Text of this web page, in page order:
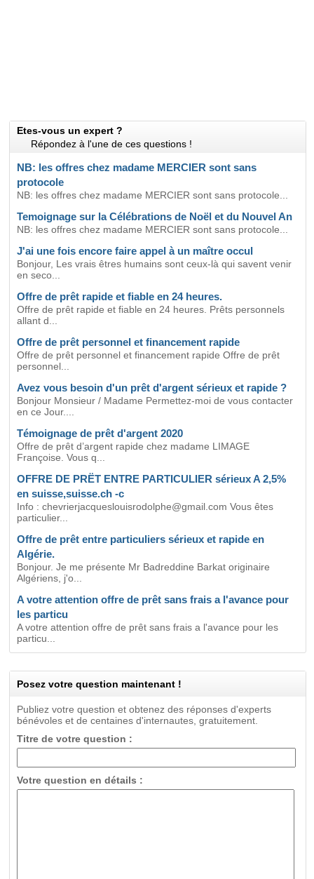
Etes-vous un expert ?
Répondez à l'une de ces questions !
NB: les offres chez madame MERCIER sont sans
protocole
NB: les offres chez madame MERCIER sont sans protocole...
Temoignage sur la Célébrations de Noël et du Nouvel An
NB: les offres chez madame MERCIER sont sans protocole...
J'ai une fois encore faire appel à un maître occul
Bonjour, Les vrais êtres humains sont ceux-là qui savent venir
en seco...
Offre de prêt rapide et fiable en 24 heures.
Offre de prêt rapide et fiable en 24 heures. Prêts personnels
allant d...
Offre de prêt personnel et financement rapide
Offre de prêt personnel et financement rapide Offre de prêt
personnel...
Avez vous besoin d'un prêt d'argent sérieux et rapide ?
Bonjour Monsieur / Madame Permettez-moi de vous contacter
en ce Jour....
Témoignage de prêt d'argent 2020
Offre de prêt d’argent rapide chez madame LIMAGE
Françoise. Vous q...
OFFRE DE PRËT ENTRE PARTICULIER sérieux A 2,5%
en suisse,suisse.ch -c
Info : chevrierjacqueslouisrodolphe@gmail.com Vous êtes
particulier...
Offre de prêt entre particuliers sérieux et rapide en
Algérie.
Bonjour. Je me présente Mr Badreddine Barkat originaire
Algériens, j'o...
A votre attention offre de prêt sans frais a l'avance pour
les particu
A votre attention offre de prêt sans frais a l'avance pour les
particu...
Posez votre question maintenant !
Publiez votre question et obtenez des réponses d'experts
bénévoles et de centaines d'internautes, gratuitement.
Titre de votre question :
Votre question en détails :